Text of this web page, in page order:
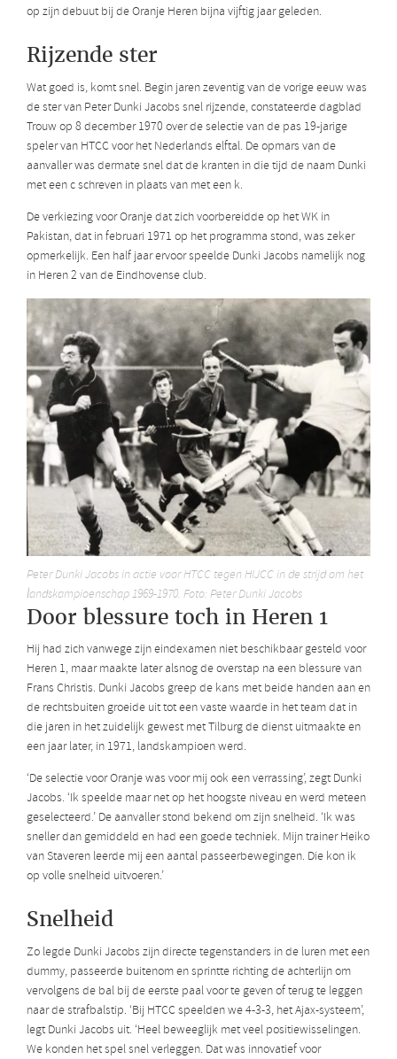
op zijn debuut bij de Oranje Heren bijna vijftig jaar geleden.
Rijzende ster
Wat goed is, komt snel. Begin jaren zeventig van de vorige eeuw was
de ster van Peter Dunki Jacobs snel rijzende, constateerde dagblad
Trouw op 8 december 1970 over de selectie van de pas 19-jarige
speler van HTCC voor het Nederlands elftal. De opmars van de
aanvaller was dermate snel dat de kranten in die tijd de naam Dunki
met een c schreven in plaats van met een k.
De verkiezing voor Oranje dat zich voorbereidde op het WK in
Pakistan, dat in februari 1971 op het programma stond, was zeker
opmerkelijk. Een half jaar ervoor speelde Dunki Jacobs namelijk nog
in Heren 2 van de Eindhovense club.
Peter Dunki Jacobs in actie voor HTCC tegen HIJCC in de strijd om het
landskampioenschap 1969-1970. Foto: Peter Dunki Jacobs
Door blessure toch in Heren 1
Hij had zich vanwege zijn eindexamen niet beschikbaar gesteld voor
Heren 1, maar maakte later alsnog de overstap na een blessure van
Frans Christis. Dunki Jacobs greep de kans met beide handen aan en
de rechtsbuiten groeide uit tot een vaste waarde in het team dat in
die jaren in het zuidelijk gewest met Tilburg de dienst uitmaakte en
een jaar later, in 1971, landskampioen werd.
‘De selectie voor Oranje was voor mij ook een verrassing’, zegt Dunki
Jacobs. ‘Ik speelde maar net op het hoogste niveau en werd meteen
geselecteerd.’ De aanvaller stond bekend om zijn snelheid. ‘Ik was
sneller dan gemiddeld en had een goede techniek. Mijn trainer Heiko
van Staveren leerde mij een aantal passeerbewegingen. Die kon ik
op volle snelheid uitvoeren.’
Snelheid
Zo legde Dunki Jacobs zijn directe tegenstanders in de luren met een
dummy, passeerde buitenom en sprintte richting de achterlijn om
vervolgens de bal bij de eerste paal voor te geven of terug te leggen
naar de strafbalstip. ‘Bij HTCC speelden we 4-3-3, het Ajax-systeem’,
legt Dunki Jacobs uit. ‘Heel beweeglijk met veel positiewisselingen.
We konden het spel snel verleggen. Dat was innovatief voor